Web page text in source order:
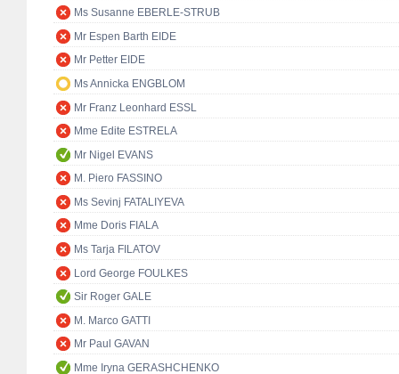
Ms Susanne EBERLE-STRUB
Mr Espen Barth EIDE
Mr Petter EIDE
Ms Annicka ENGBLOM
Mr Franz Leonhard ESSL
Mme Edite ESTRELA
Mr Nigel EVANS
M. Piero FASSINO
Ms Sevinj FATALIYEVA
Mme Doris FIALA
Ms Tarja FILATOV
Lord George FOULKES
Sir Roger GALE
M. Marco GATTI
Mr Paul GAVAN
Mme Iryna GERASHCHENKO